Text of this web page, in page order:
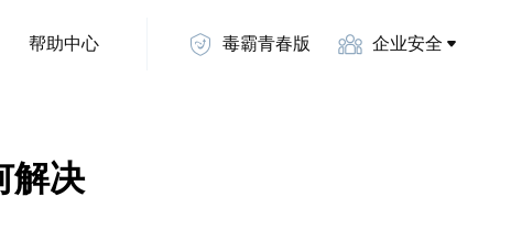
帮助中心 毒霸青春版 企业安全
解决